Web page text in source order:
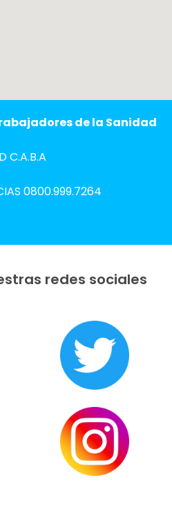
de la Sanidad
C.A.B.A
0800.999.7264
redes sociales